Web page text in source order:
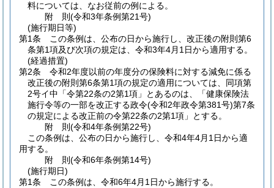
料については、なお従前の例による。
附 則(令和3年条例第21号)
(施行期日等)
第1条
この条例は、公布の日から施行し、改正後の附則第6
条第1項及び次項の規定は、令和3年4月1日から適用する。
(経過措置)
第2条
令和2年度以前の年度分の保険料に対する減免に係る
改正後の附則第6条第1項の規定の適用については、同項第
2号イ中「令第22条の2第1項」とあるのは、「健康保険法
施行令等の一部を改正する政令(令和2年政令第381号)第7条
の規定による改正前の令第22条の2第1項」とする。
附 則(令和4年条例第22号)
この条例は、公布の日から施行し、令和4年4月1日から適
用する。
附 則(令和6年条例第14号)
(施行期日)
第1条
この条例は、令和6年4月1日から施行する。